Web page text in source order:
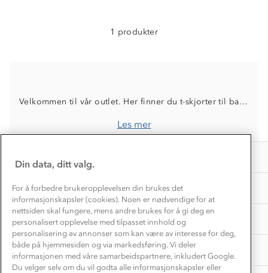
1 produkter
Velkommen til vår outlet. Her finner du t-skjorter til barn til familievennlige priser. Dette er produkter som er et utgående sortiment, og som ikke kommer tilbake på lager
Les mer
Våre butikker
Bedrift, barnehage og SFO
OM OSS
Materialer
TIPS OG RÅD
Dette trenger du til barnehagen
EL-retur
Store størrelser
Turmat oppskrifter
Beredskap
AKTIVITETER
Norgesferie 🇳🇴
Få turinspirasjon og tips her⛰
Storms turtips🐿️
Leirskole 🥾
Barnehageansatt
Tips til hyttetur
Din data, ditt valg.
For å forbedre brukeropplevelsen din brukes det
informasjonskapsler (cookies). Noen er nødvendige for at
nettsiden skal fungere, mens andre brukes for å gi deg en
personalisert opplevelse med tilpasset innhold og
personalisering av annonser som kan være av interesse for deg,
både på hjemmesiden og via markedsføring. Vi deler
informasjonen med våre samarbeidspartnere, inkludert Google.
Du velger selv om du vil godta alle informasjonskapsler eller